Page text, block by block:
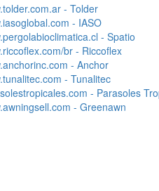
- Tolder
- IASO
- Spatio
br - Riccoflex
- Anchor
- Tunalitec
- Parasoles
- Greenawn